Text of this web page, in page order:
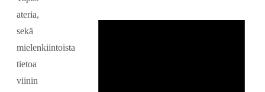
ateria,
sekä
mielenkiintoista
tietoa
viinin